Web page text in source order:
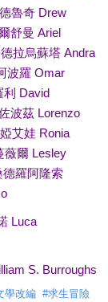
魯奇 Drew
舒曼 Ariel
拉烏蘇塔 Andra
波羅 Omar
利 David
波茲 Lorenzo
艾娃 Ronia
薇爾 Lesley
德羅阿隆索
Luca
S. Burroughs
學改編 #求生冒險